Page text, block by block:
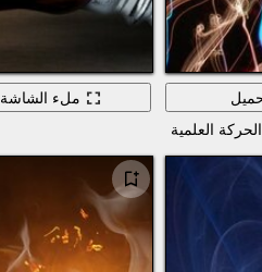
ملء الشاشة
العلمية